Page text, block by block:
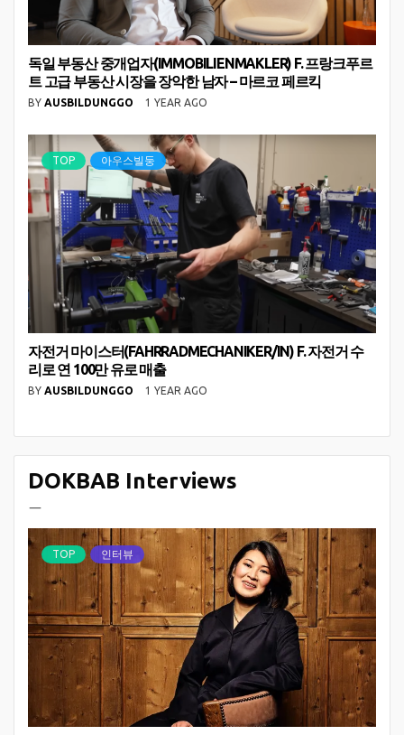
독일 부동산 중개업자(IMMOBILIENMAKLER) F. 프랑크푸르
트 고급 부동산 시장을 장악한 남자 – 마르코 페르킥
BY AUSBILDUNGGO 1 YEAR AGO
TOP 아우스빌둥
자전거 마이스터(FAHRRADMECHANIKER/IN) F. 자전거 수
리로 연 100만 유로 매출
BY AUSBILDUNGGO 1 YEAR AGO
DOKBAB Interviews
TOP 인터뷰